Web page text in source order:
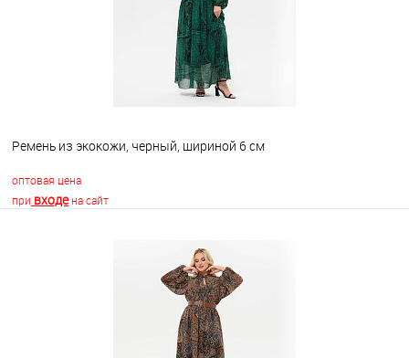
Ремень из экокожи, черный, шириной 6 см
оптовая цена
при входена сайт
В корзину